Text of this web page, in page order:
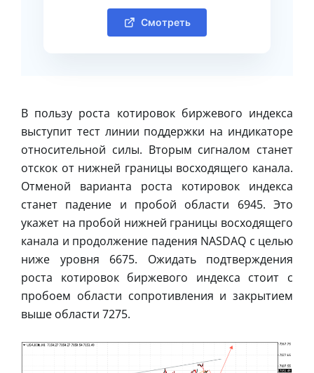
Смотреть
В пользу роста котировок биржевого индекса
выступит тест линии поддержки на индикаторе
относительной силы. Вторым сигналом станет
отскок от нижней границы восходящего канала.
Отменой варианта роста котировок индекса
станет падение и пробой области 6945. Это
укажет на пробой нижней границы восходящего
канала и продолжение падения NASDAQ с целью
ниже уровня 6675. Ожидать подтверждения
роста котировок биржевого индекса стоит с
пробоем области сопротивления и закрытием
выше области 7275.